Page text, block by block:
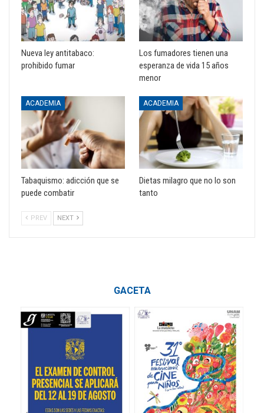
Nueva ley antitabaco:
prohibido fumar
Los fumadores tienen una
esperanza de vida 15 años
menor
ACADEMIA
Tabaquismo: adicción que se
puede combatir
ACADEMIA
Dietas milagro que no lo son
tanto
PREV NEXT
GACETA